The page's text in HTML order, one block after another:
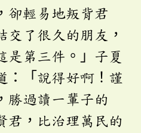
卻輕易地叛背君
交了很久的朋友，
是第三件。」子夏
：「說得好啊！謹
勝過讀一輩子的
君，比治理萬民的